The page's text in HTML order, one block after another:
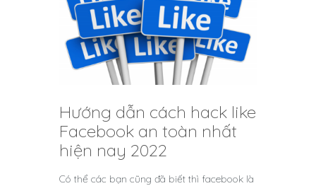
Hướng dẫn cách hack like
Facebook an toàn nhất
hiện nay 2022
Có thể các bạn cũng đã biết thì facebook là